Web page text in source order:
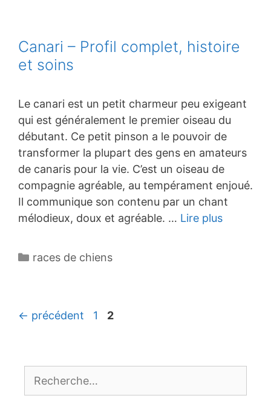
Canari – Profil complet, histoire
et soins
Le canari est un petit charmeur peu exigeant
qui est généralement le premier oiseau du
débutant. Ce petit pinson a le pouvoir de
transformer la plupart des gens en amateurs
de canaris pour la vie. C’est un oiseau de
compagnie agréable, au tempérament enjoué.
Il communique son contenu par un chant
mélodieux, doux et agréable. … Lire plus
Catégories
races de chiens
Navigation
← précédent Page
1 Page
2